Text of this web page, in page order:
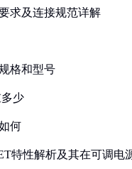
求及连接规范详解
格和型号
少
何
特性解析及其在可调电